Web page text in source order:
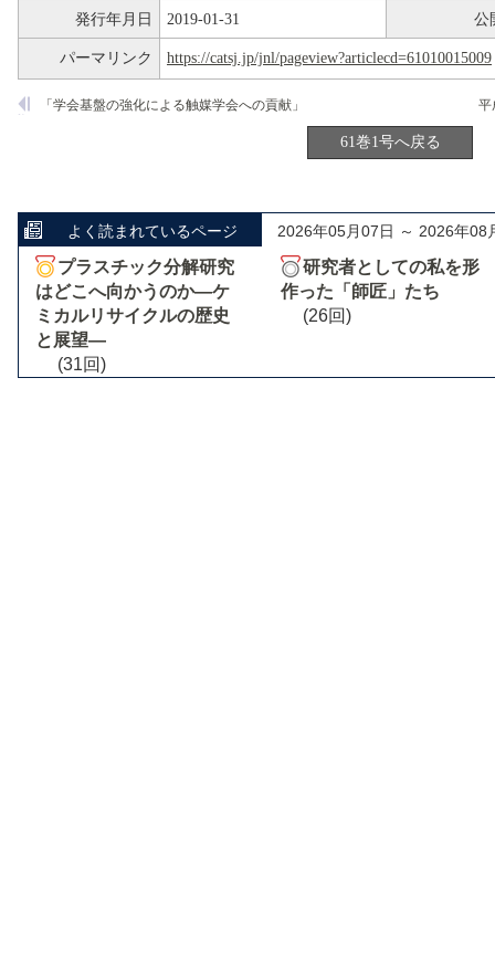
発行年月日 2019-01-31 公
パーマリンク https://catsj.jp/jnl/pageview?articlecd=61010015009
平
「学会基盤の強化による触媒学会への貢献」
61巻1号へ戻る
よく読まれているページ 2026年05月07日 ～ 2026年08
プラスチック分解研究
はどこへ向かうのか―ケ
ミカルリサイクルの歴史
と展望―
(31回)
研究者としての私を形
作った「師匠」たち
(26回)